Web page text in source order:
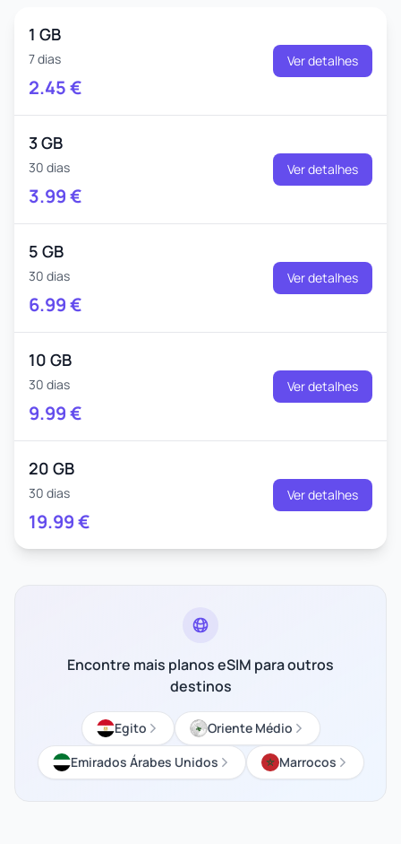
1 GB
7 dias
2.45€
Ver detalhes
3 GB
30 dias
3.99€
Ver detalhes
5 GB
30 dias
6.99€
Ver detalhes
10 GB
30 dias
9.99€
Ver detalhes
20 GB
30 dias
19.99€
Ver detalhes
Encontre mais planos eSIM para outros
destinos
Egito
Oriente Médio
Emirados Árabes Unidos
Marrocos